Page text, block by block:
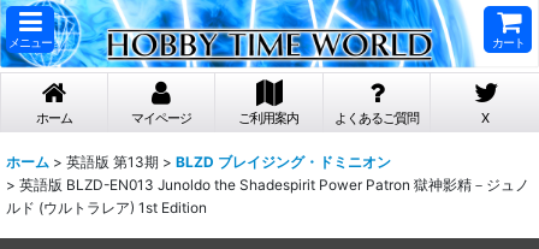
メニュー カート
ホーム マイページ ご利用案内 よくあるご質問 X
ホーム > 英語版 第13期 > BLZD ブレイジング・ドミニオン
> 英語版 BLZD-EN013 Junoldo the Shadespirit Power Patron 獄神影精－ジュノ
ルド (ウルトラレア) 1st Edition